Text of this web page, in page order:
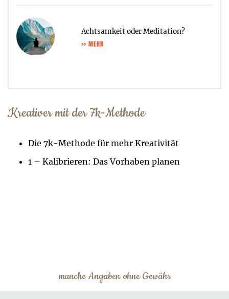
Achtsamkeit oder Meditation?
>> MEHR
Kreativer mit der 7k-Methode
Die 7k-Methode für mehr Kreativität
1 – Kalibrieren: Das Vorhaben planen
manche Angaben ohne Gewähr